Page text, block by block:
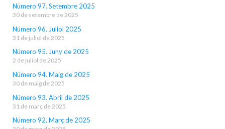
Número 97. Setembre 2025
30 de setembre de 2025
Número 96. Juliol 2025
31 de juliol de 2025
Número 95. Juny de 2025
2 de juliol de 2025
Número 94. Maig de 2025
30 de maig de 2025
Número 93. Abril de 2025
31 de març de 2025
Número 92. Març de 2025